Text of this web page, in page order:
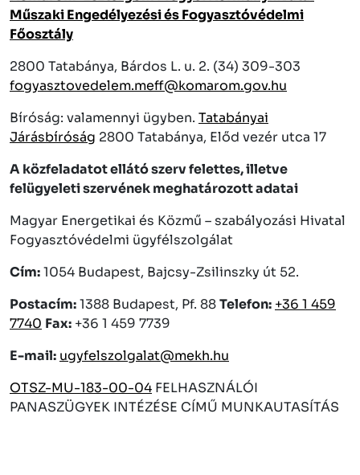
Műszaki Engedélyezési és Fogyasztóvédelmi
Főosztály
2800 Tatabánya, Bárdos L. u. 2. (34) 309-303
fogyasztovedelem.meff@komarom.gov.hu
Bíróság: valamennyi ügyben. Tatabányai
Járásbíróság 2800 Tatabánya, Előd vezér utca 17
A közfeladatot ellátó szerv felettes, illetve
felügyeleti szervének meghatározott adatai
Magyar Energetikai és Közmű – szabályozási Hivatal
Fogyasztóvédelmi ügyfélszolgálat
Cím:1054 Budapest, Bajcsy-Zsilinszky út 52.
Postacím:1388 Budapest, Pf. 88Telefon: +36 1 459
7740 Fax: +36 1 459 7739
E-mail: ugyfelszolgalat@mekh.hu
OTSZ-MU-183-00-04 FELHASZNÁLÓI
PANASZÜGYEK INTÉZÉSE CÍMŰ MUNKAUTASÍTÁS